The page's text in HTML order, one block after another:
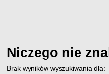
Niczego nie
Brak wyników wyszukiwania dla: